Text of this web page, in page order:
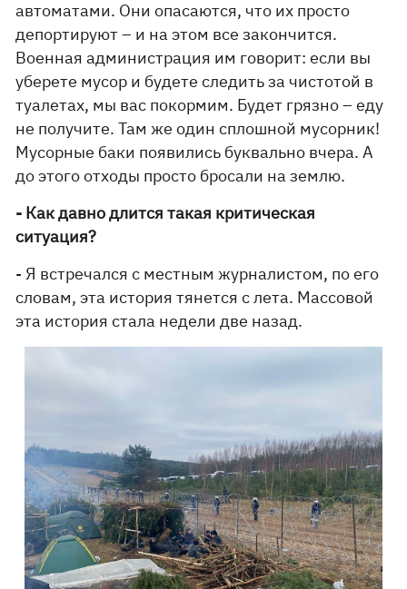
автоматами. Они опасаются, что их просто
депортируют – и на этом все закончится.
Военная администрация им говорит: если вы
уберете мусор и будете следить за чистотой в
туалетах, мы вас покормим. Будет грязно – еду
не получите. Там же один сплошной мусорник!
Мусорные баки появились буквально вчера. А
до этого отходы просто бросали на землю.
- Как давно длится такая критическая
ситуация?
- Я встречался с местным журналистом, по его
словам, эта история тянется с лета. Массовой
эта история стала недели две назад.